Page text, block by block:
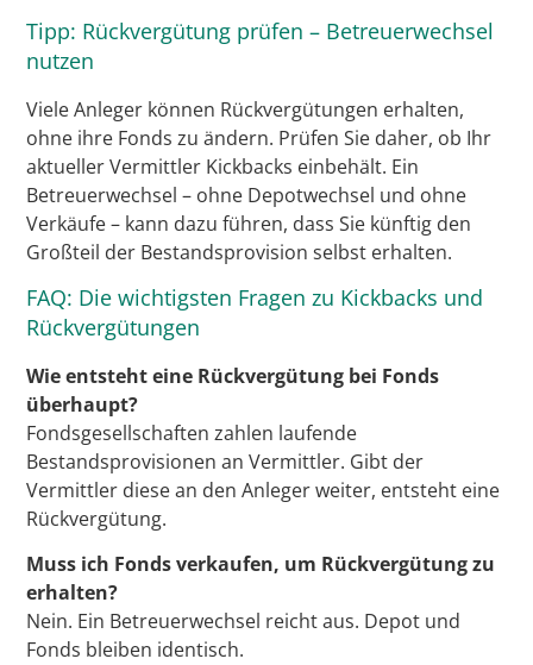
Tipp: Rückvergütung prüfen – Betreuerwechsel
nutzen
Viele Anleger können Rückvergütungen erhalten,
ohne ihre Fonds zu ändern. Prüfen Sie daher, ob Ihr
aktueller Vermittler Kickbacks einbehält. Ein
Betreuerwechsel – ohne Depotwechsel und ohne
Verkäufe – kann dazu führen, dass Sie künftig den
Großteil der Bestandsprovision selbst erhalten.
FAQ: Die wichtigsten Fragen zu Kickbacks und
Rückvergütungen
Wie entsteht eine Rückvergütung bei Fonds
überhaupt?
Fondsgesellschaften zahlen laufende
Bestandsprovisionen an Vermittler. Gibt der
Vermittler diese an den Anleger weiter, entsteht eine
Rückvergütung.
Muss ich Fonds verkaufen, um Rückvergütung zu
erhalten?
Nein. Ein Betreuerwechsel reicht aus. Depot und
Fonds bleiben identisch.